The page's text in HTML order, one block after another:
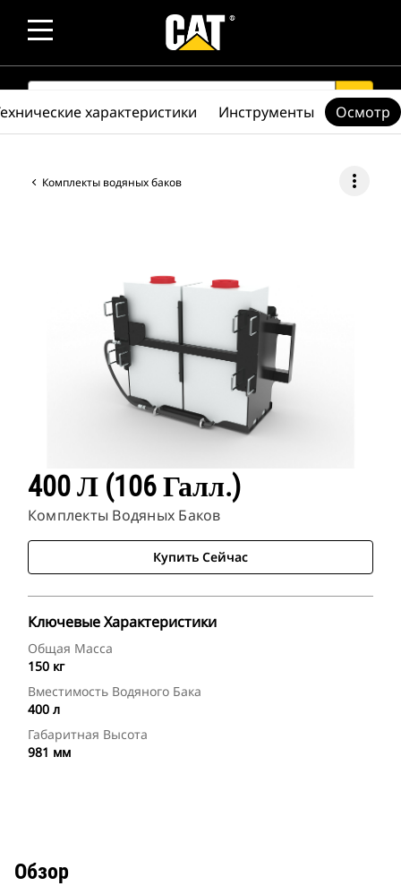
SEARCH search
Комплекты водяных баков more_vert
400 Л (106 Галл.)
Комплекты Водяных Баков
Купить Сейчас
Ключевые Характеристики
Общая Масса
150 кг
Вместимость Водяного Бака
400 л
Габаритная Высота
981 мм
характеристики Инструменты Осмотр
Обзор